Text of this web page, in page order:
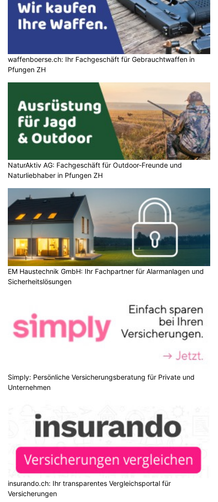
waffenboerse.ch: Ihr Fachgeschäft für Gebrauchtwaffen in
Pfungen ZH
NaturAktiv AG: Fachgeschäft für Outdoor-Freunde und
Naturliebhaber in Pfungen ZH
EM Haustechnik GmbH: Ihr Fachpartner für Alarmanlagen und
Sicherheitslösungen
Simply: Persönliche Versicherungsberatung für Private und
Unternehmen
insurando.ch: Ihr transparentes Vergleichsportal für
Versicherungen